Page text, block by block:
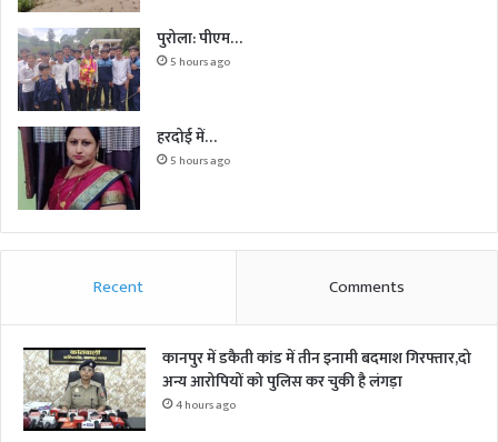
पुरोला: पीएम…
5 hours ago
हरदोई में…
5 hours ago
Recent Comments
कानपुर में डकैती कांड में तीन इनामी बदमाश गिरफ्तार,दो
अन्य आरोपियों को पुलिस कर चुकी है लंगड़ा
4 hours ago